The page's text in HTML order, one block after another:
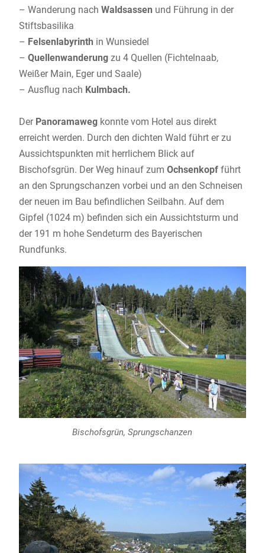
– Wanderung nach Waldsassen und Führung in der
Stiftsbasilika
– Felsenlabyrinth in Wunsiedel
– Quellenwanderungzu 4 Quellen (Fichtelnaab,
Weißer Main, Eger und Saale)
– Ausflug nach Kulmbach.
Der Panoramawegkonnte vom Hotel aus direkt
erreicht werden. Durch den dichten Wald führt er zu
Aussichtspunkten mit herrlichem Blick auf
Bischofsgrün. Der Weg hinauf zum Ochsenkopf führt
an den Sprungschanzen vorbei und an den Schneisen
der neuen im Bau befindlichen Seilbahn. Auf dem
Gipfel (1024 m) befinden sich ein Aussichtsturm und
der 191 m hohe Sendeturm des Bayerischen
Rundfunks.
Bischofsgrün, Sprungschanzen